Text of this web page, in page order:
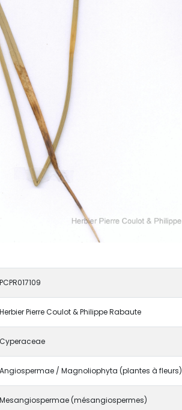
PCPR017109
Herbier Pierre Coulot & Philippe Rabaute
Cyperaceae
Angiospermae / Magnoliophyta (plantes à fleurs)
Mesangiospermae (mésangiospermes)